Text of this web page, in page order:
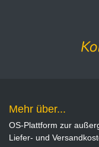
Mehr über...
OS-Plattform zur
Liefer- und